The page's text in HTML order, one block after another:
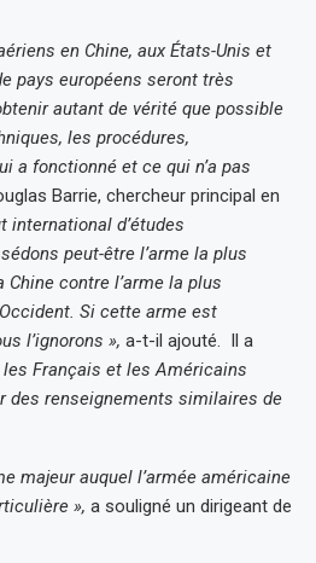
en Chine, aux États-Unis et
pays européens seront très
autant de vérité que possible
les procédures,
a fonctionné et ce qui n’a pas
Barrie, chercheur principal en
international d’études
peut-être l’arme la plus
contre l’arme la plus
Si cette arme est
l’ignorons », a-t-il ajouté. Il a
les Français et les Américains
des renseignements similaires de
majeur auquel l’armée américaine
», a souligné un dirigeant de